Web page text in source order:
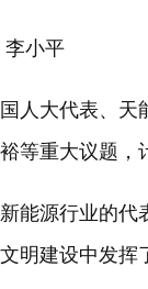
小平
人大代表、天
等重大议题，
能源行业的
明建设中发挥